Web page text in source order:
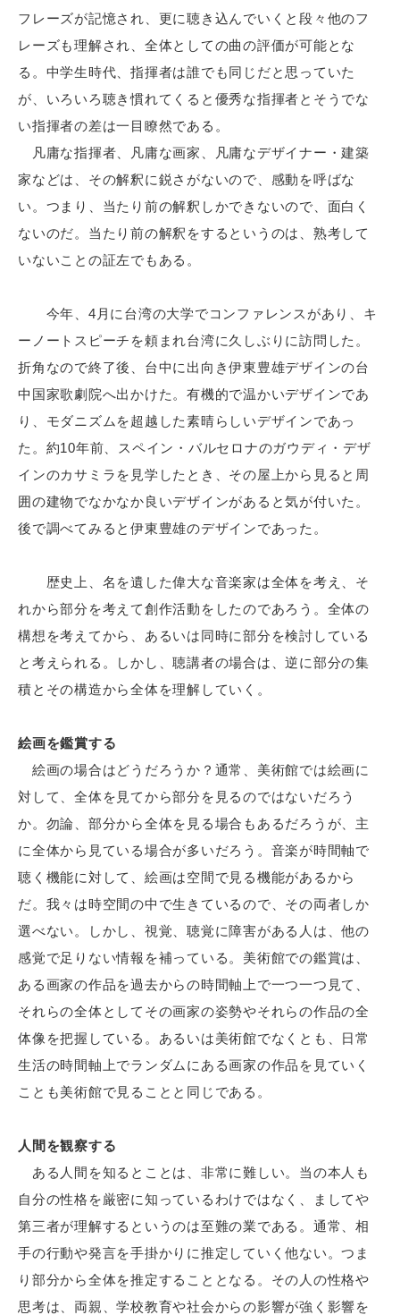
フレーズが記憶され、更に聴き込んでいくと段々他のフ
レーズも理解され、全体としての曲の評価が可能とな
る。中学生時代、指揮者は誰でも同じだと思っていた
が、いろいろ聴き慣れてくると優秀な指揮者とそうでな
い指揮者の差は一目瞭然である。
凡庸な指揮者、凡庸な画家、凡庸なデザイナー・建築
家などは、その解釈に鋭さがないので、感動を呼ばな
い。つまり、当たり前の解釈しかできないので、面白く
ないのだ。当たり前の解釈をするというのは、熟考して
いないことの証左でもある。
今年、4月に台湾の大学でコンファレンスがあり、キ
ーノートスピーチを頼まれ台湾に久しぶりに訪問した。
折角なので終了後、台中に出向き伊東豊雄デザインの台
中国家歌劇院へ出かけた。有機的で温かいデザインであ
り、モダニズムを超越した素晴らしいデザインであっ
た。約10年前、スペイン・バルセロナのガウディ・デザ
インのカサミラを見学したとき、その屋上から見ると周
囲の建物でなかなか良いデザインがあると気が付いた。
後で調べてみると伊東豊雄のデザインであった。
歴史上、名を遺した偉大な音楽家は全体を考え、そ
れから部分を考えて創作活動をしたのであろう。全体の
構想を考えてから、あるいは同時に部分を検討している
と考えられる。しかし、聴講者の場合は、逆に部分の集
積とその構造から全体を理解していく。
絵画を鑑賞する
絵画の場合はどうだろうか？通常、美術館では絵画に
対して、全体を見てから部分を見るのではないだろう
か。勿論、部分から全体を見る場合もあるだろうが、主
に全体から見ている場合が多いだろう。音楽が時間軸で
聴く機能に対して、絵画は空間で見る機能があるから
だ。我々は時空間の中で生きているので、その両者しか
選べない。しかし、視覚、聴覚に障害がある人は、他の
感覚で足りない情報を補っている。美術館での鑑賞は、
ある画家の作品を過去からの時間軸上で一つ一つ見て、
それらの全体としてその画家の姿勢やそれらの作品の全
体像を把握している。あるいは美術館でなくとも、日常
生活の時間軸上でランダムにある画家の作品を見ていく
ことも美術館で見ることと同じである。
人間を観察する
ある人間を知るとことは、非常に難しい。当の本人も
自分の性格を厳密に知っているわけではなく、ましてや
第三者が理解するというのは至難の業である。通常、相
手の行動や発言を手掛かりに推定していく他ない。つま
り部分から全体を推定することとなる。その人の性格や
思考は、両親、学校教育や社会からの影響が強く影響を